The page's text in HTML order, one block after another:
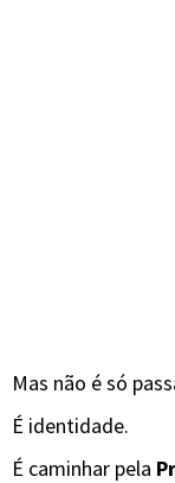
Mas não é só
É identidade.
É caminhar pela